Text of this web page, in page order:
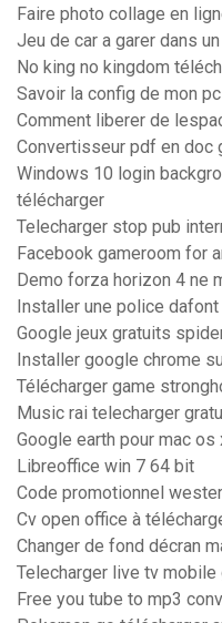
Faire photo collage en
Jeu de car a garer dans
No king no kingdom
Savoir la config de mon pc
Comment liberer de
Convertisseur pdf en doc
Windows 10 login
télécharger
Telecharger stop pub
Facebook gameroom for
Demo forza horizon 4 ne
Installer une police
Google jeux gratuits
Installer google chrome
Télécharger game
Music rai telecharger
Google earth pour mac os
Libreoffice win 7 64 bit
Code promotionnel
Cv open office à
Changer de fond décran
Telecharger live tv mobile
Free you tube to mp3